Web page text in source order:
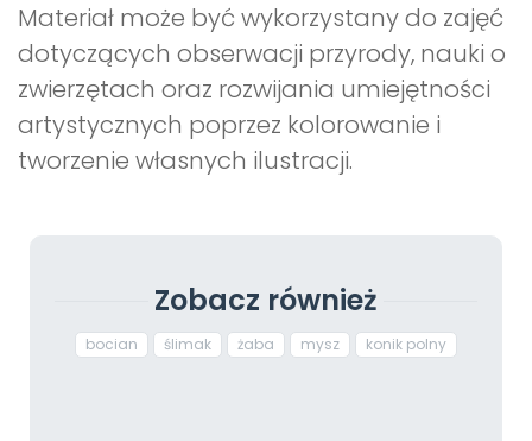
Materiał może być wykorzystany do zajęć
dotyczących obserwacji przyrody, nauki o
zwierzętach oraz rozwijania umiejętności
artystycznych poprzez kolorowanie i
tworzenie własnych ilustracji.
Zobacz również
bocian ślimak żaba mysz konik polny